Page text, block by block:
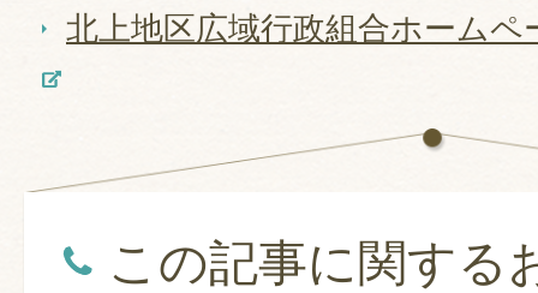
北上地区広域行政組合ホーム
この記事に関する